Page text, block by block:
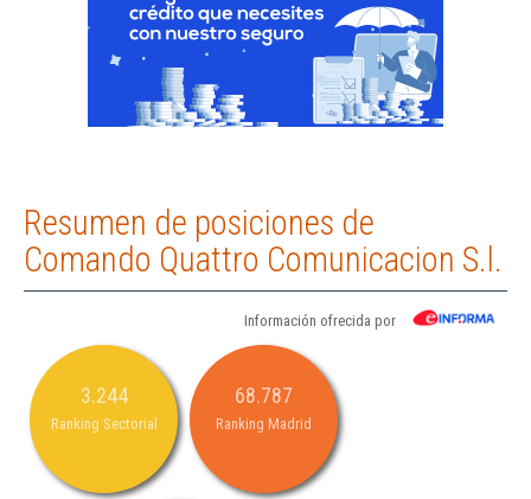
Resumen de posiciones de
Comando Quattro Comunicacion S.l.
Información ofrecida por
3.244
Ranking Sectorial
68.787
Ranking Madrid